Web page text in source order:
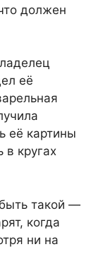
должен
её
её картины
в кругах
такой —
когда
ни на